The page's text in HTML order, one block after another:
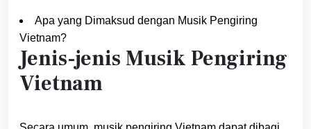
Apa yang Dimaksud dengan Musik Pengiring
Vietnam?
Jenis-jenis Musik Pengiring
Vietnam